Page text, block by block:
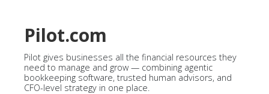
Pilot.com
Pilot gives businesses all the financial resources they
need to manage and grow — combining agentic
bookkeeping software, trusted human advisors, and
CFO-level strategy in one place.